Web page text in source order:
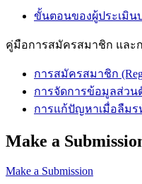
ขั้นตอนของผู้ประเมิน
คู่มือการสมัครสมาชิก และ
การสมัครสมาชิก
การจัดการข้อมูลส่วน
การแก้ปัญหาเมื่อลืมร
Make a
Make a Submission